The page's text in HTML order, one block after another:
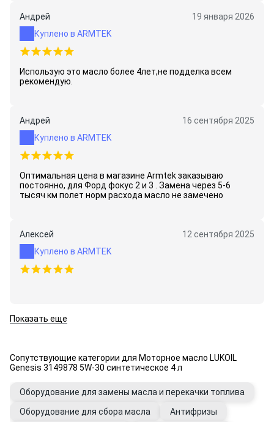
Андрей
19 января 2026
Куплено в ARMTEK
Использую это масло более 4лет,не подделка всем
рекомендую.
Андрей
16 сентября 2025
Куплено в ARMTEK
Оптимальная цена в магазине Armtek заказываю
постоянно, для Форд фокус 2 и 3 . Замена через 5-6
тысяч км полет норм расхода масло не замечено
Алексей
12 сентября 2025
Куплено в ARMTEK
Показать еще
Сопутствующие категории для Моторное масло LUKOIL
Genesis 3149878 5W-30 синтетическое 4 л
Оборудование для замены масла и перекачки топлива
Оборудование для сбора масла
Антифризы